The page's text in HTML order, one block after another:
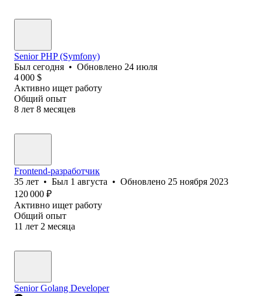
Senior PHP (Symfony)
Был сегодня • Обновлено 24 июля
4 000 $
Активно ищет работу
Общий опыт
8 лет 8 месяцев
Frontend-разработчик
35 лет • Был 1 августа • Обновлено 25 ноября 2023
120 000 ₽
Активно ищет работу
Общий опыт
11 лет 2 месяца
Senior Golang Developer